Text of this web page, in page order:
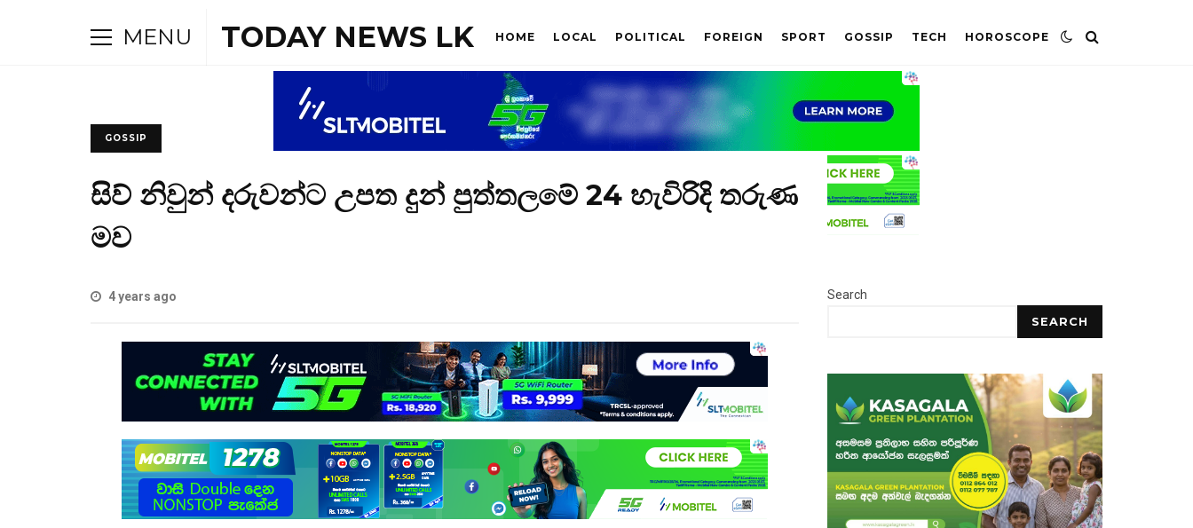
MENU TODAY NEWS LK HOME LOCAL POLITICAL FOREIGN SPORT GOSSIP TECH HOROSCOPE
GOSSIP
සිව් නිවුන් දරුවන්ට උපත දුන් පුත්තලමේ 24 හැවිරිදි තරුණ
මව
4 years ago Search
SEARCH